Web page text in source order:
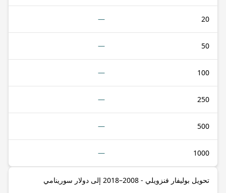
20
—
50
—
100
—
250
—
500
—
1000
—
تحويل بوليفار فنزويلي - 2008–2018 إلى دولار سورينامي